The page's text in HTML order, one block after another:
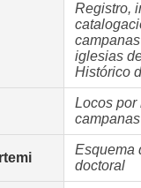
Registro,
iglesias
Histórico
Locos por
campanas
Esquema
doctoral